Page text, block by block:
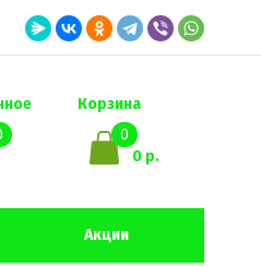
Корзина
0
0 р.
Акции